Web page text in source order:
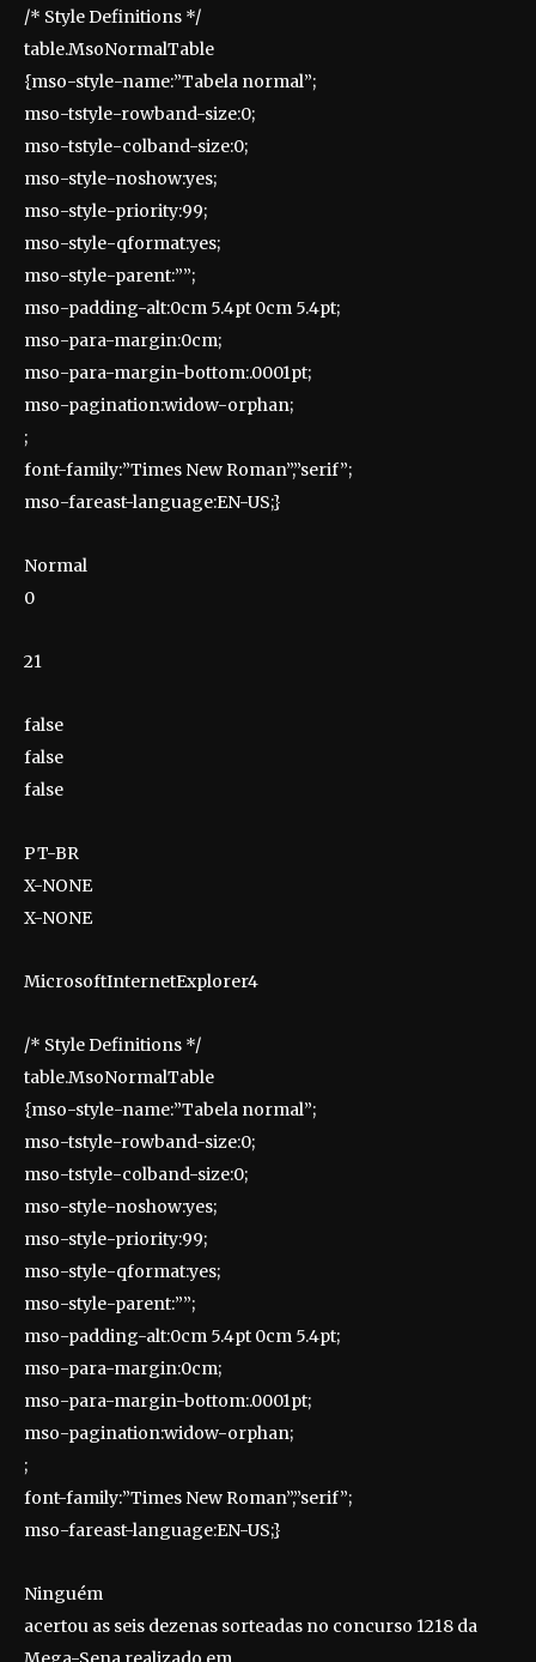
/* Style Definitions */
table.MsoNormalTable
{mso-style-name:”Tabela normal”;
mso-tstyle-rowband-size:0;
mso-tstyle-colband-size:0;
mso-style-noshow:yes;
mso-style-priority:99;
mso-style-qformat:yes;
mso-style-parent:””;
mso-padding-alt:0cm 5.4pt 0cm 5.4pt;
mso-para-margin:0cm;
mso-para-margin-bottom:.0001pt;
mso-pagination:widow-orphan;
;
font-family:”Times New Roman”,”serif”;
mso-fareast-language:EN-US;}
Normal
0
21
false
false
false
PT-BR
X-NONE
X-NONE
MicrosoftInternetExplorer4
/* Style Definitions */
table.MsoNormalTable
{mso-style-name:”Tabela normal”;
mso-tstyle-rowband-size:0;
mso-tstyle-colband-size:0;
mso-style-noshow:yes;
mso-style-priority:99;
mso-style-qformat:yes;
mso-style-parent:””;
mso-padding-alt:0cm 5.4pt 0cm 5.4pt;
mso-para-margin:0cm;
mso-para-margin-bottom:.0001pt;
mso-pagination:widow-orphan;
;
font-family:”Times New Roman”,”serif”;
mso-fareast-language:EN-US;}
Ninguém
acertou as seis dezenas sorteadas no concurso 1218 da